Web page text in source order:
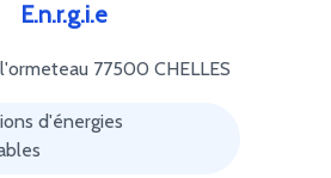
E.n.r.g.i.e
77500 CHELLES
d'énergies